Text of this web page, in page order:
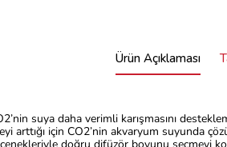
Ürün Açıklaması
suya daha verimli karışmasını
arttığı için CO2’nin akvaryum suyunda